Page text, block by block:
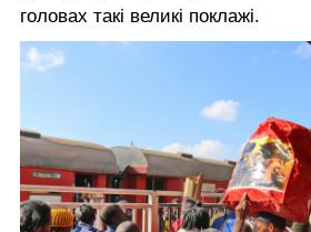
головах такі великі поклажі.